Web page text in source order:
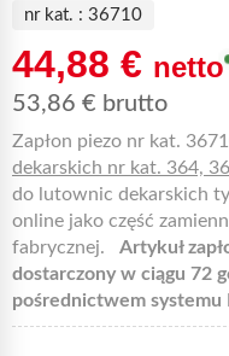
nr kat. : 36710
44,88 € netto
53,86 € brutto
Zapłon piezo nr kat.
dekarskich nr kat. 364,
do lutownic dekarskich
online jako część
fabrycznej. Artykuł
dostarczony w ciągu 72
pośrednictwem